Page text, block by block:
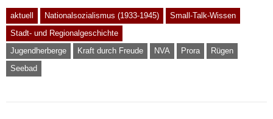
aktuell Nationalsozialismus (1933-1945)
Small-Talk-Wissen
Stadt- und Regionalgeschichte
Jugendherberge
Kraft durch Freude NVA Prora
Rügen
Seebad